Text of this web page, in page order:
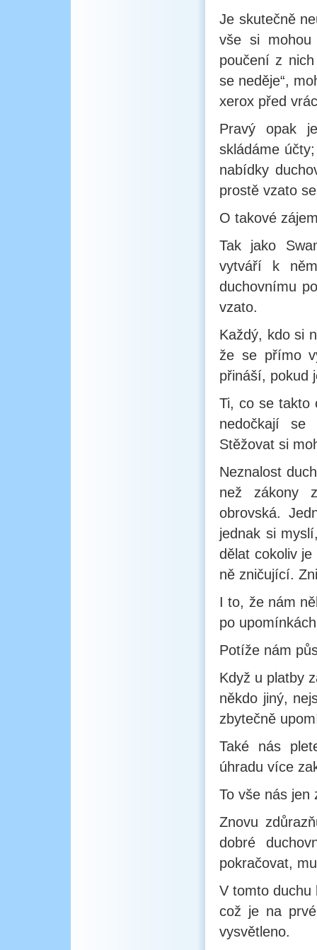
Je skutečně
vše si mohou
poučení z
se neděje“,
xerox před
Pravý opak
skládáme
nabídky
prostě vzato
O takové
Tak jako
vytváří k
duchovnímu
vzato.
Každý, kdo si
že se přímo
přináší, pokud
Ti, co se takto
nedočkají
Stěžovat si
Neznalost
než zákony
obrovská.
jednak si
dělat cokoliv
ně zničující.
I to, že nám
po
Potíže nám
Když u platby
někdo jiný,
zbytečně
Také nás
úhradu více
To vše nás jen
Znovu
dobré
pokračovat,
V tomto duchu
což je na
vysvětleno.